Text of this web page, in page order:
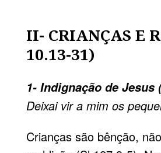
II- CRIANÇAS E
10.13-31)
1- Indignação de Jesus
Deixai vir a mim os
Crianças são bênção,